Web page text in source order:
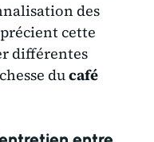
des
cette
différentes
ducafé